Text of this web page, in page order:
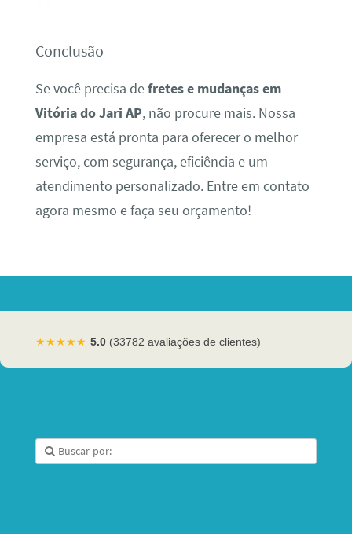
Conclusão
Se você precisa defretes e mudanças em
Vitória do Jari AP, não procure mais. Nossa
empresa está pronta para oferecer o melhor
serviço, com segurança, eficiência e um
atendimento personalizado. Entre em contato
agora mesmo e faça seu orçamento!
★★★★★ 5.0 (33782 avaliações de clientes)